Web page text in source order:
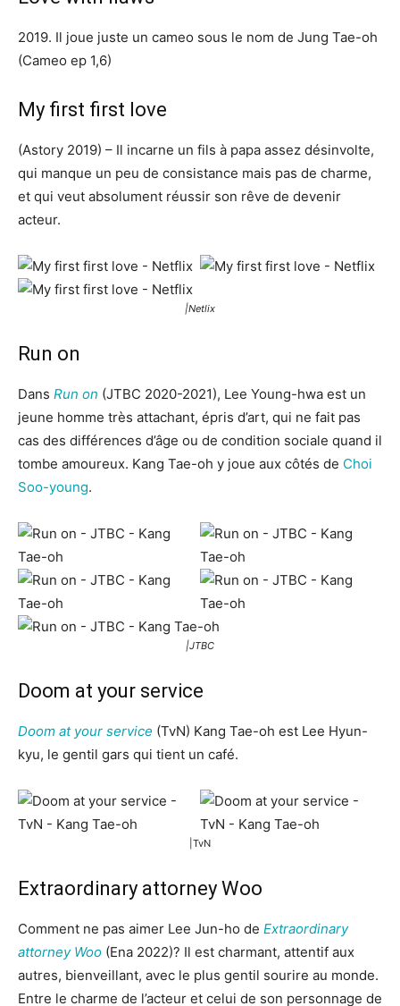
2019. Il joue juste un cameo sous le nom de Jung Tae-oh
(Cameo ep 1,6)
My first first love
(Astory 2019) – Il incarne un fils à papa assez désinvolte,
qui manque un peu de consistance mais pas de charme,
et qui veut absolument réussir son rêve de devenir
acteur.
|Netlix
Run on
Dans Run on (JTBC 2020-2021), Lee Young-hwa est un
jeune homme très attachant, épris d’art, qui ne fait pas
cas des différences d’âge ou de condition sociale quand il
tombe amoureux. Kang Tae-oh y joue aux côtés de Choi
Soo-young.
|JTBC
Doom at your service
Doom at your service (TvN) Kang Tae-oh est Lee Hyun-
kyu, le gentil gars qui tient un café.
|TvN
Extraordinary attorney Woo
Comment ne pas aimer Lee Jun-ho de Extraordinary
attorney Woo (Ena 2022)? Il est charmant, attentif aux
autres, bienveillant, avec le plus gentil sourire au monde.
Entre le charme de l’acteur et celui de son personnage de